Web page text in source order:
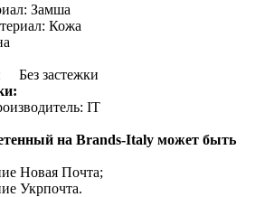
Замша
Кожа
Без застежки
IT
на Brands-Italy может быть
Новая Почта;
Укрпочта.